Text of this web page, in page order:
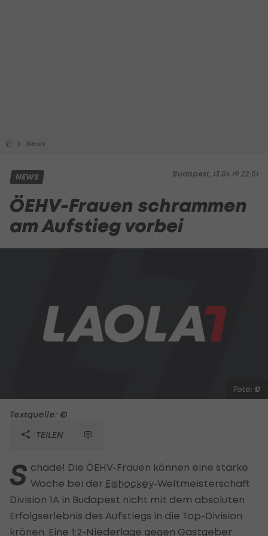
News
Budapest, 13.04.19 22:01
NEWS
ÖEHV-Frauen schrammen
am Aufstieg vorbei
Foto: ©
Textquelle: ©
TEILEN
S chade! Die ÖEHV-Frauen können eine starke
Woche bei der Eishockey-Weltmeisterschaft
Division 1A in Budapest nicht mit dem absoluten
Erfolgserlebnis des Aufstiegs in die Top-Division
krönen. Eine 1:2-Niederlage gegen Gastgeber